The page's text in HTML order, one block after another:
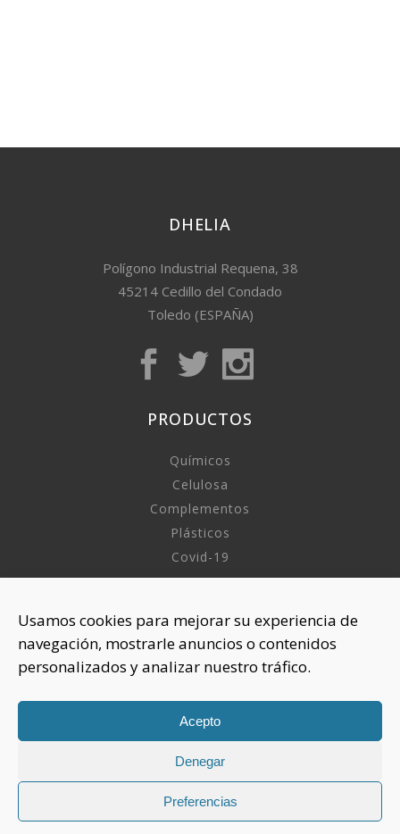
Usamos cookies para mejorar su experiencia de
navegación, mostrarle anuncios o contenidos
personalizados y analizar nuestro tráfico.
Acepto
Denegar
Preferencias
DHELIA
Polígono Industrial Requena, 38
45214 Cedillo del Condado
Toledo (ESPAÑA)
PRODUCTOS
Químicos
Celulosa
Complementos
Plásticos
Covid-19
Sobre nosotros
Aviso Legal
Política de Privacidad
Política Cookies
CONTACTAR
925 508 922